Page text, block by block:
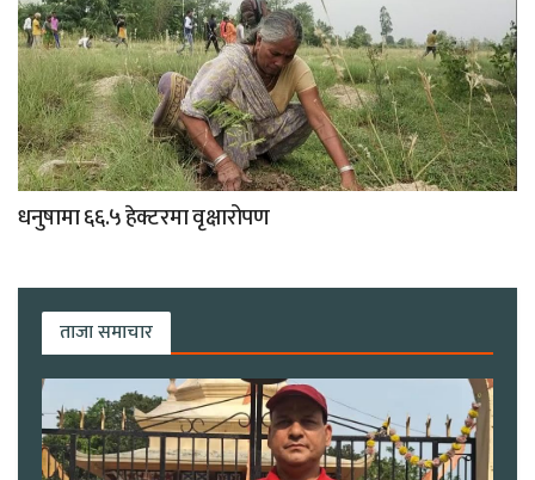
धनुषामा ६६.५ हेक्टरमा वृक्षारोपण
ताजा समाचार